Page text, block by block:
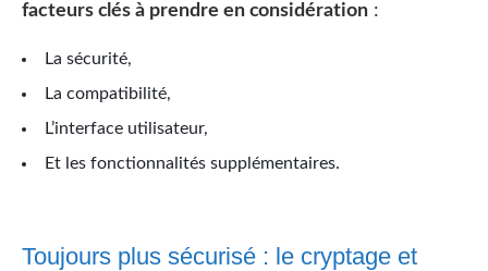
facteurs clés à prendre en considération:
La sécurité,
La compatibilité,
L’interface utilisateur,
Et les fonctionnalités supplémentaires.
Toujours plus sécurisé : le cryptage et